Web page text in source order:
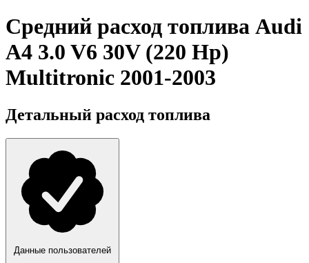
Средний расход топлива Audi
A4 3.0 V6 30V (220 Hp)
Multitronic 2001-2003
Детальный расход топлива
Данные пользователей